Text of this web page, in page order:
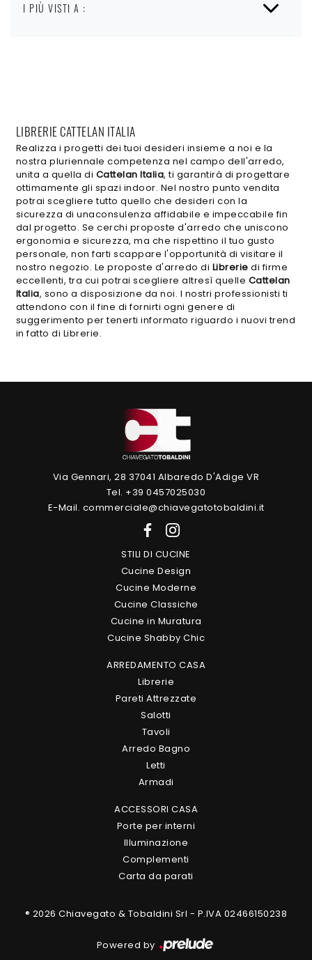
I PIÙ VISTI A :
LIBRERIE CATTELAN ITALIA
Realizza i progetti dei tuoi desideri insieme a noi e la
nostra pluriennale competenza nel campo dell'arredo,
unita a quella di Cattelan Italia, ti garantirà di progettare
ottimamente gli spazi indoor. Nel nostro punto vendita
potrai scegliere tutto quello che desideri con la
sicurezza di unaconsulenza affidabile e impeccabile fin
dal progetto. Se cerchi proposte d'arredo che uniscono
ergonomia e sicurezza, ma che rispettino il tuo gusto
personale, non farti scappare l'opportunità di visitare il
nostro negozio. Le proposte d'arredo di Librerie di firme
eccellenti, tra cui potrai scegliere altresì quelle Cattelan
Italia, sono a disposizione da noi. I nostri professionisti ti
attendono con il fine di fornirti ogni genere di
suggerimento per tenerti informato riguardo i nuovi trend
in fatto di Librerie.
Via Gennari, 28 37041 Albaredo D'Adige VR
Tel. +39 0457025030
E-Mail. commerciale@chiavegatotobaldini.it
STILI DI CUCINE
Cucine Design
Cucine Moderne
Cucine Classiche
Cucine in Muratura
Cucine Shabby Chic
ARREDAMENTO CASA
Librerie
Pareti Attrezzate
Salotti
Tavoli
Arredo Bagno
Letti
Armadi
ACCESSORI CASA
Porte per interni
Illuminazione
Complementi
Carta da parati
® 2026 Chiavegato & Tobaldini Srl - P.IVA 02466150238
Powered by